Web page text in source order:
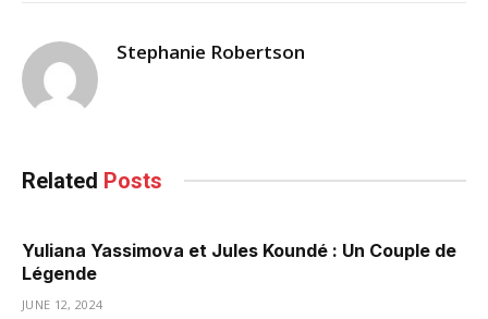
Stephanie Robertson
Related Posts
Yuliana Yassimova et Jules Koundé : Un Couple de
Légende
JUNE 12, 2024